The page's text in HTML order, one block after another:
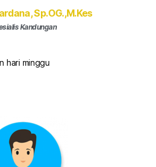
Sp.OG.,M.Kes
Kandungan
hari minggu